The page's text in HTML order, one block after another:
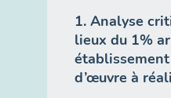
1. Analyse
lieux du 1%
d’œuvre à